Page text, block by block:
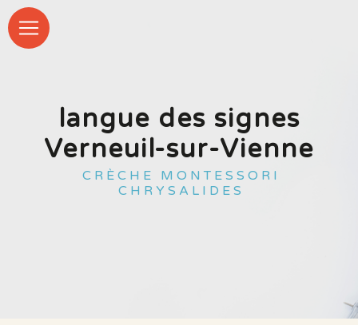
langue des signes
Verneuil-sur-Vienne
CRÈCHE MONTESSORI
CHRYSALIDES
Panneau de gestion des cookies